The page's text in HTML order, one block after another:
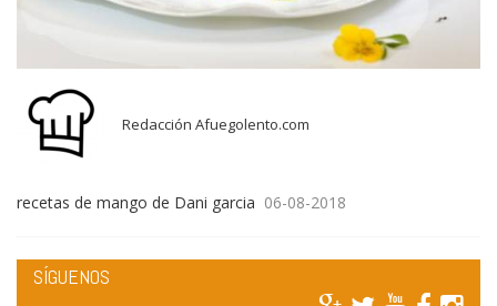
Redacción Afuegolento.com
recetas de mango de Dani garcia 06-08-2018
SÍGUENOS